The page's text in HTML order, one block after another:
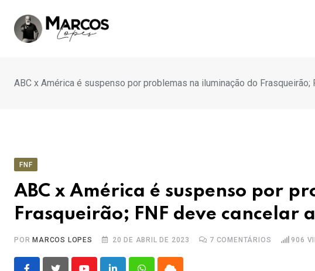
para
ABC x América é suspenso por problemas na iluminação do Frasqueirão;
FNF
ABC x América é suspenso por
Frasqueirão; FNF deve cancelar
POR MARCOS LOPES 20 DE ABRIL DE 2023 7 COMENTÁRIOS 906